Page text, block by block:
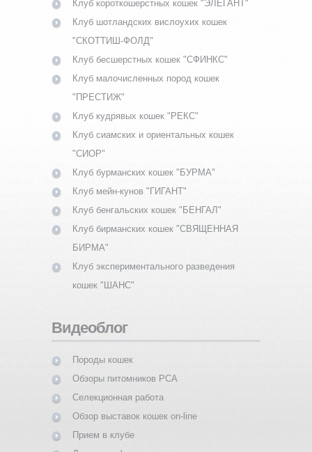
Клуб короткошерстных кошек "ЭЛЕГАНТ"
Клуб шотландских вислоухих кошек
"СКОТТИШ-ФОЛД"
Клуб бесшерстных кошек "СФИНКС"
Клуб малочисленных пород кошек
"ПРЕСТИЖ"
Клуб кудрявых кошек "РЕКС"
Клуб сиамских и ориентальных кошек
"СИОР"
Клуб бурманских кошек "БУРМА"
Клуб мейн-кунов "ГИГАНТ"
Клуб бенгальских кошек "БЕНГАЛ"
Клуб бирманских кошек "СВЯЩЕННАЯ
БИРМА"
Клуб экспериментального разведения
кошек "ШАНС"
Видеоблог
Породы кошек
Обзоры питомников PCA
Селекционная работа
Обзор выставок кошек on-line
Прием в клубе